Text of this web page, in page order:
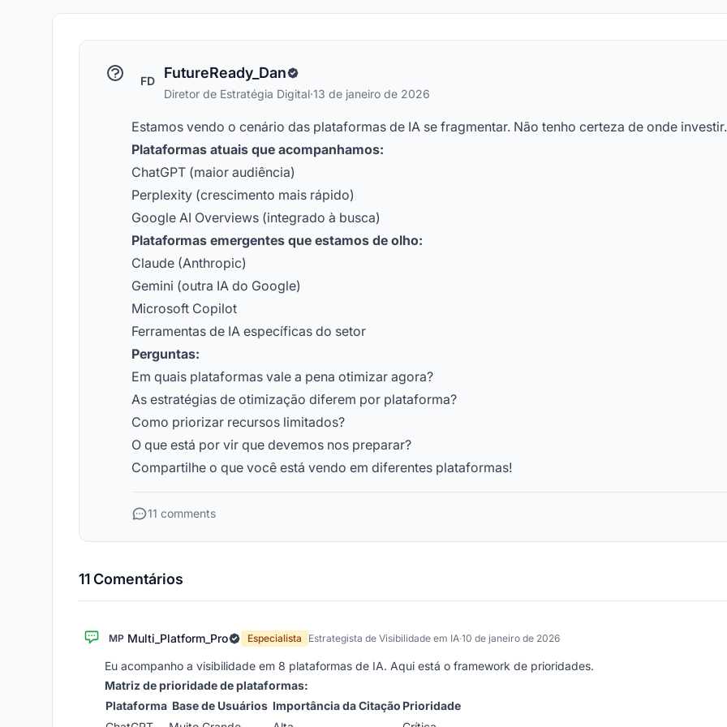
FD FutureReady_Dan
Diretor de Estratégia Digital·13 de janeiro de 2026
Estamos vendo o cenário das plataformas de IA se fragmentar. Não tenho certeza de onde investir.
Plataformas atuais que acompanhamos:
ChatGPT (maior audiência)
Perplexity (crescimento mais rápido)
Google AI Overviews (integrado à busca)
Plataformas emergentes que estamos de olho:
Claude (Anthropic)
Gemini (outra IA do Google)
Microsoft Copilot
Ferramentas de IA específicas do setor
Perguntas:
Em quais plataformas vale a pena otimizar agora?
As estratégias de otimização diferem por plataforma?
Como priorizar recursos limitados?
O que está por vir que devemos nos preparar?
Compartilhe o que você está vendo em diferentes plataformas!
11 comments
11 Comentários
MP Multi_Platform_Pro Especialista Estrategista de Visibilidade em IA·10 de janeiro de 2026
Eu acompanho a visibilidade em 8 plataformas de IA. Aqui está o framework de prioridades.
Matriz de prioridade de plataformas:
Plataforma Base de Usuários Importância da Citação Prioridade